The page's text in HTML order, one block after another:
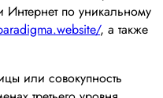
Интернет по уникальному
, а также
или совокупность